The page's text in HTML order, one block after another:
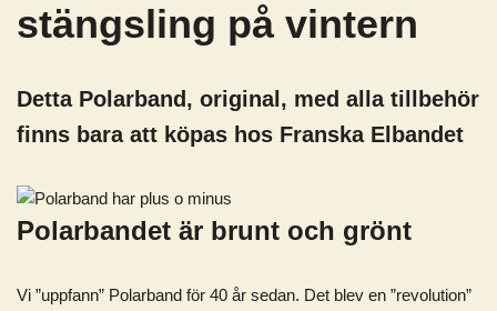
stängsling på vintern
Detta Polarband, original, med alla tillbehör
finns bara att köpas hos Franska Elbandet
Polarbandet är brunt och grönt
Vi ”uppfann” Polarband för 40 år sedan. Det blev en ”revolution”